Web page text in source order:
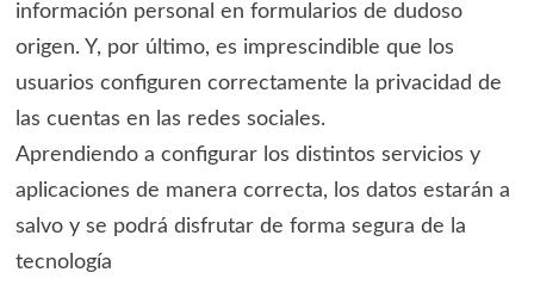
información personal en formularios de dudoso
origen. Y, por último, es imprescindible que los
usuarios configuren correctamente la privacidad de
las cuentas en las redes sociales.
Aprendiendo a configurar los distintos servicios y
aplicaciones de manera correcta, los datos estarán a
salvo y se podrá disfrutar de forma segura de la
tecnología